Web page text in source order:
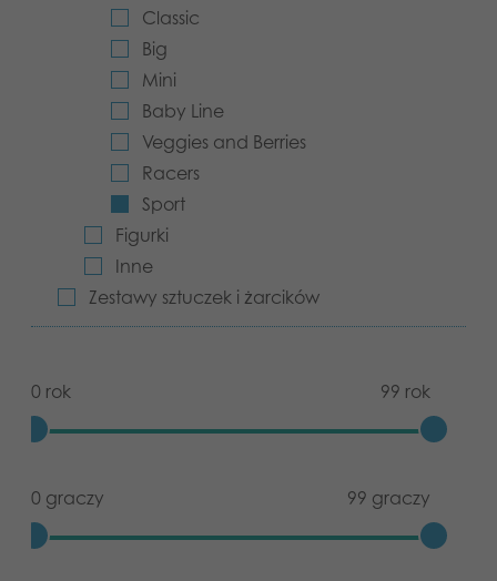
Classic
Big
Mini
Baby Line
Veggies and Berries
Racers
Sport
Figurki
Inne
Zestawy sztuczek i żarcików
0 rok 99 rok
0 graczy 99 graczy